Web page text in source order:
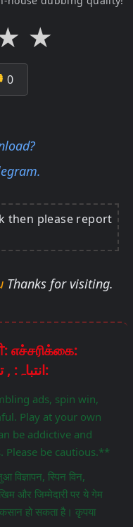
★
0
then please report
Thanks for visiting.
எச்சரிக்கை:
హెచ్చరిక: ಎಚ್ಚರಿಕೆ: সতর্কতা: انتباہ: , تحذير:
ads, spin win,
Play at your own
be addictive and
Please be cautious.**
विज्ञापन, स्पिन विन,
और जिम्मेदारी पर ये गेम
हो सकता है। कृपया